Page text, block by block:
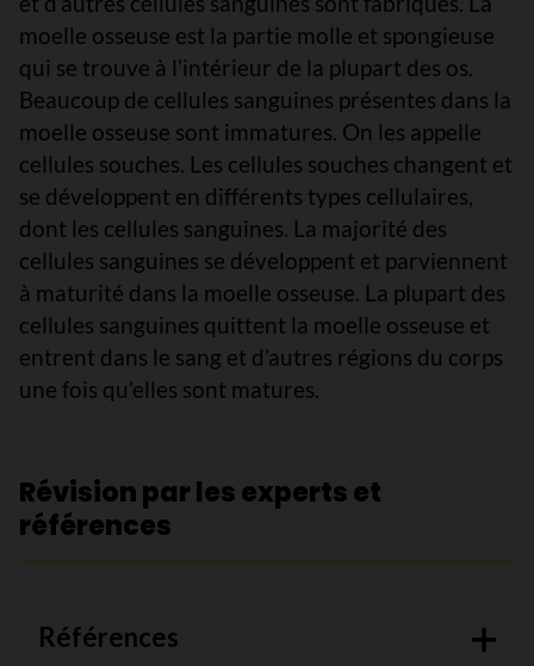
moelle osseuse est la partie molle et spongieuse
qui se trouve à l’intérieur de la plupart des os.
Beaucoup de cellules sanguines présentes dans la
moelle osseuse sont immatures. On les appelle
cellules souches. Les cellules souches changent et
se développent en différents types cellulaires,
dont les cellules sanguines. La majorité des
cellules sanguines se développent et parviennent
à maturité dans la moelle osseuse. La plupart des
cellules sanguines quittent la moelle osseuse et
entrent dans le sang et d’autres régions du corps
une fois qu’elles sont matures.
Révision par les experts et
références
Références